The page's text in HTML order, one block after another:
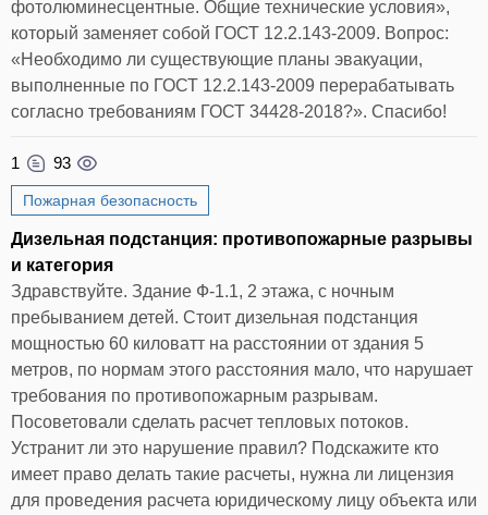
фотолюминесцентные. Общие технические условия»,
который заменяет собой ГОСТ 12.2.143-2009. Вопрос:
«Необходимо ли существующие планы эвакуации,
выполненные по ГОСТ 12.2.143-2009 перерабатывать
согласно требованиям ГОСТ 34428-2018?». Спасибо!
1 93
Пожарная безопасность
Дизельная подстанция: противопожарные разрывы
и категория
Здравствуйте. Здание Ф-1.1, 2 этажа, с ночным
пребыванием детей. Стоит дизельная подстанция
мощностью 60 киловатт на расстоянии от здания 5
метров, по нормам этого расстояния мало, что нарушает
требования по противопожарным разрывам.
Посоветовали сделать расчет тепловых потоков.
Устранит ли это нарушение правил? Подскажите кто
имеет право делать такие расчеты, нужна ли лицензия
для проведения расчета юридическому лицу объекта или